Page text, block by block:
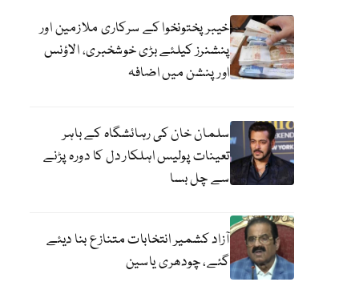
خیبرپختونخوا کے سرکاری ملازمین اور
پنشنرز کیلئے بڑی خوشخبری، الاؤنس
اور پنشن میں اضافہ
سلمان خان کی رہائشگاہ کے باہر
تعینات پولیس اہلکار دل کا دورہ پڑنے
سے چل بسا
آزاد کشمیر انتخابات متنازع بنا دیئے
گئے، چودھری یاسین